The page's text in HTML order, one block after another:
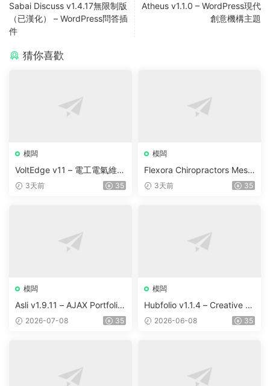
Sabai Discuss v1.4.17無限制版
（已漢化） – WordPress問答插
件
Atheus v1.1.0 – WordPress現代
創意機構主題
猜你喜歡
模闆
VoltEdge v11 – 電工電氣維修
WordPress 主題
3天前 35
模闆
Flexora Chiropractors Mess
age and Physical Therapist
3天前 35
模闆
Asli v1.9.11 – AJAX Portfolio
Elementor WordPress Them
2026-07-08 35
模闆
Hubfolio v1.1.4 – Creative P
ortfolio & Digital Agency Wo
2026-06-08 35